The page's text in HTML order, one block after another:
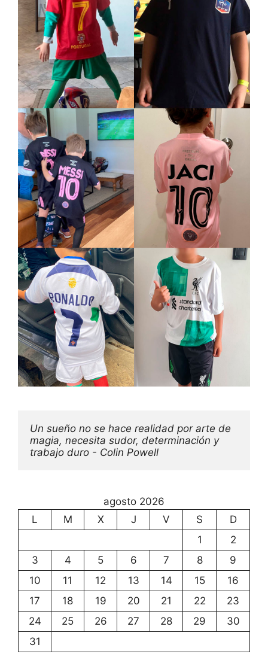
Un sueño no se hace realidad por arte de
magia, necesita sudor, determinación y
trabajo duro - Colin Powell
agosto 2026
L
M X J V S
D
1
2
3
4 5 6 7 8
9
10
11 12 13 14 15
16
17
18 19 20 21 22
23
24
25 26 27 28 29
30
31